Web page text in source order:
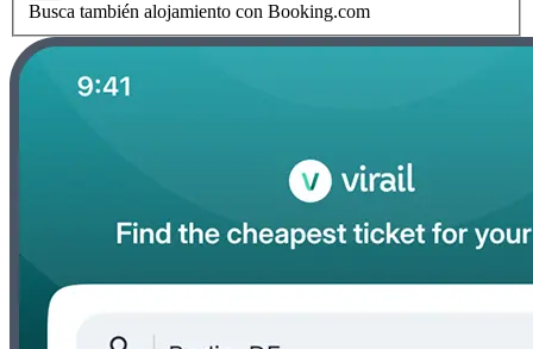
Busca también alojamiento con Booking.com